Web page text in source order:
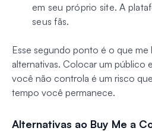
em seu próprio site. A
seus fãs.
Esse segundo ponto é o que me
alternativas. Colocar um público
você não controla é um risco
tempo você permanece.
Alternativas ao Buy Me a